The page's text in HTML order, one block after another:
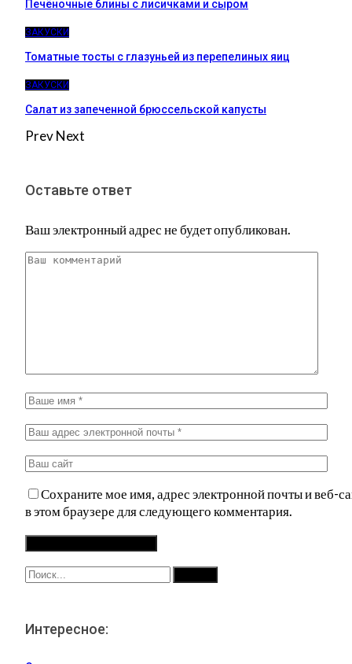
Печёночные блины с лисичками и сыром
ЗАКУСКИ
Томатные тосты с глазуньей из перепелиных яиц
ЗАКУСКИ
Салат из запеченной брюссельской капусты
PrevNext
Оставьте ответ
Ваш электронный адрес не будет опубликован.
Сохраните мое имя, адрес электронной почты и веб-
в этом браузере для следующего комментария.
Интересное: